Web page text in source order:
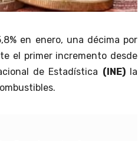
en enero, una décima por
el primer incremento desde
de Estadística (INE)la